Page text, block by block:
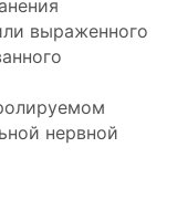
выраженного
нервной